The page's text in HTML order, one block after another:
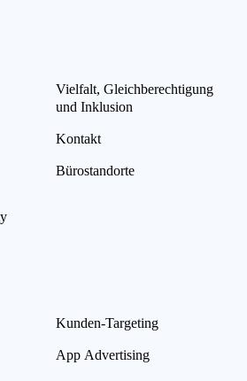
Vielfalt, Gleichberechtigung
und Inklusion
Kontakt
Bürostandorte
Kunden-Targeting
App Advertising